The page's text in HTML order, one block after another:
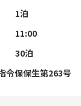
1泊
11:00
30泊
令保保生第263号